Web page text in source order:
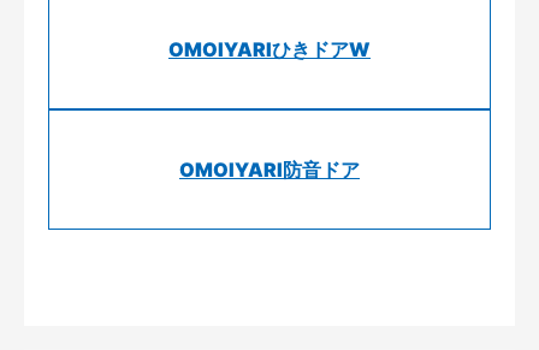
OMOIYARIひきドアW
OMOIYARI防音ドア